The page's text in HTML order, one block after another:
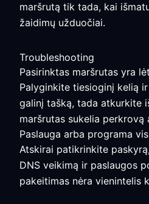
maršrutą tik tada, kai
žaidimų užduočiai.
Troubleshooting
Pasirinktas maršrutas yra
Palyginkite tiesioginį kelią
galinį tašką, tada atkurkite
maršrutas sukelia perkrovą
Paslauga arba programa
Atskirai patikrinkite
DNS veikimą ir paslaugos
pakeitimas nėra vienintelis